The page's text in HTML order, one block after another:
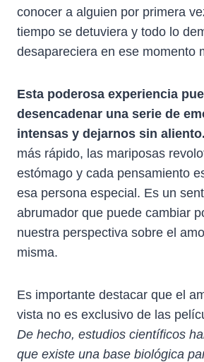
conocer a alguien por primera
tiempo se detuviera y todo lo
desapareciera en ese momento
Esta poderosa experiencia
desencadenar una serie de
intensas y dejarnos sin aliento.
más rápido, las mariposas
estómago y cada pensamiento
esa persona especial. Es un
abrumador que puede cambiar
nuestra perspectiva sobre el
misma.
Es importante destacar que el
vista no es exclusivo de las
De hecho, estudios científicos
que existe una base biológica